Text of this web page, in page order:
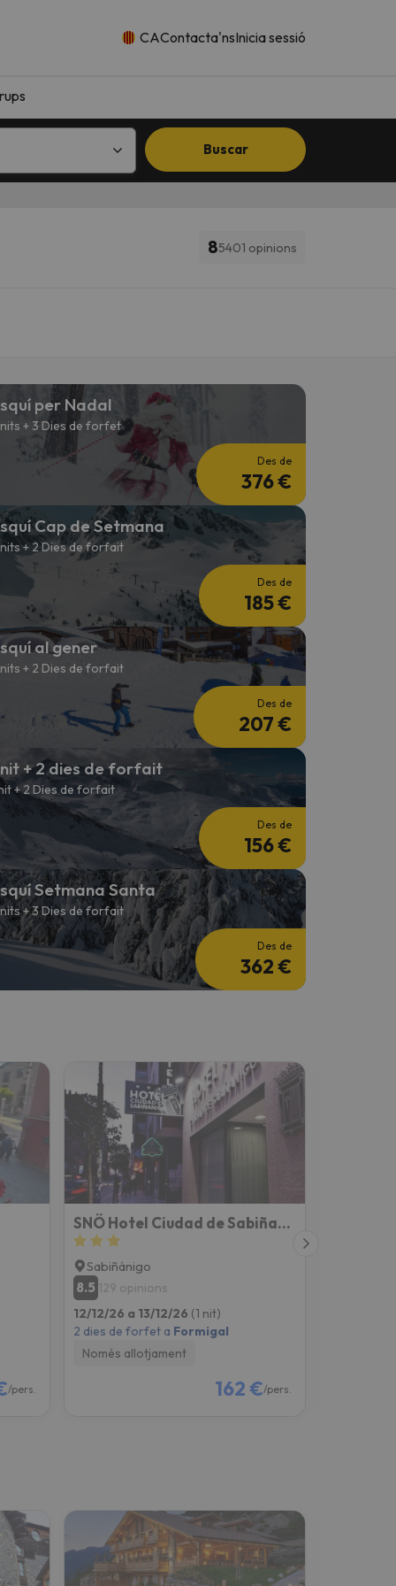
CAContacta'nsInicia sessió
Buscar
85401 opinions
per Nadal
+ 3 Dies de forfet
Des de
376 €
Cap de Setmana
+ 2 Dies de forfait
Des de
185 €
al gener
+ 2 Dies de forfait
Des de
207 €
nit + 2 dies de forfait
+ 2 Dies de forfait
Des de
156 €
Setmana Santa
+ 3 Dies de forfait
Des de
362 €
/pers.
SNÖ Hotel Ciudad de Sabiñanigo
Sabiñánigo
8.5 129 opinions
12/12/26 a 13/12/26 (1 nit)
2 dies de forfet a Formigal
Només allotjament
162 €/pers.